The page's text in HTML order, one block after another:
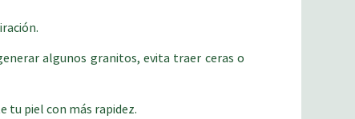
algunos granitos, evita traer ceras o
tu piel con más rapidez.